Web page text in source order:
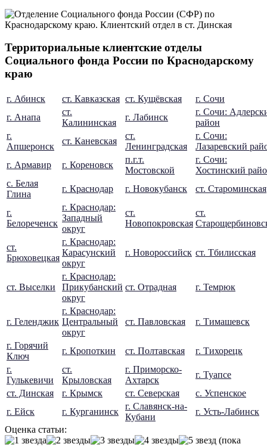
Территориальные клиентские отделы
Социального фонда России по Краснодарскому
краю
г. Абинск ст. Кавказская ст. Кущёвская
г. Сочи
г. Анапа
ст.
Калининская
г. Лабинск
г. Сочи:
район
г.
Апшеронск
ст. Каневская
ст.
Ленинградская
г. Сочи:
Лазаревский
г. Армавир
г. Кореновск
п.г.т.
Мостовской
г. Сочи:
Хостинский
с. Белая
Глина
г. Краснодар г. Новокубанск ст. Староминская
г.
Белореченск
г. Краснодар:
Западный
округ
ст.
Новопокровская
ст.
ст.
Брюховецкая
г. Краснодар:
Карасунский
округ
г. Новороссийск ст. Тбилисская
ст. Выселки
г. Краснодар:
Прикубанский
округ
ст. Отрадная г. Темрюк
г. Геленджик
г. Краснодар:
Центральный
округ
ст. Павловская г. Тимашевск
г. Горячий
Ключ
г. Кропоткин ст. Полтавская
г. Тихорецк
г.
Гулькевичи
ст.
Крыловская
г. Приморско-
Ахтарск
г. Туапсе
ст. Динская
г. Крымск ст. Северская
с. Успенское
г. Ейск
г. Курганинск
г. Славянск-на-
Кубани
г. Усть-Лабинск
Оценка статьи:
(пока